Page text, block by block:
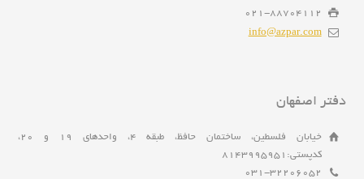
021-88704112
info@azpar.com
دفتر اصفهان
خیابان فلسطین، ساختمان حافظ، طبقه 4، واحدهای 19 و 20،
کدپستی:8143995951
031-32206052